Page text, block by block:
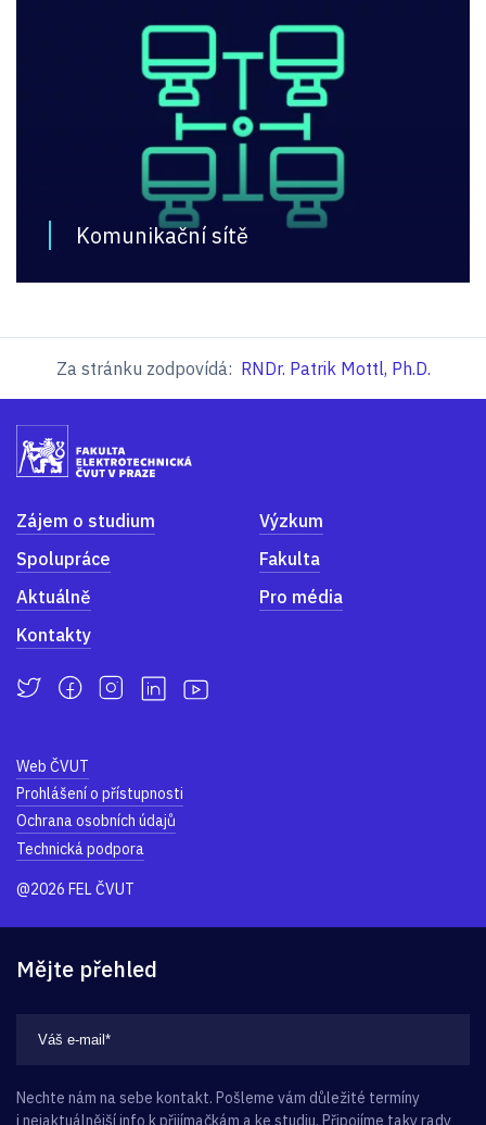
Komunikační sítě
Za stránku zodpovídá: RNDr. Patrik Mottl, Ph.D.
Zájem o studium
Výzkum
Spolupráce
Fakulta
Aktuálně
Pro média
Kontakty
Web ČVUT
Prohlášení o přístupnosti
Ochrana osobních údajů
Technická podpora
@2026 FEL ČVUT
Mějte přehled
Nechte nám na sebe kontakt. Pošleme vám důležité termíny
i nejaktuálnější info k přijímačkám a ke studiu. Připojíme taky rady